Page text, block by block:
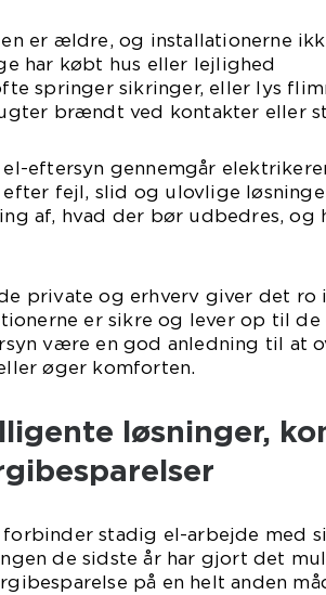
er ældre, og installationerne
har købt hus eller lejlighed
springer sikringer, eller lys
brændt ved kontakter eller
eftersyn gennemgår
fejl, slid og ulovlige
af, hvad der bør udbedres, og
private og erhverv giver det ro
er sikre og lever op til
være en god anledning til at
øger komforten.
løsninger,
forbinder stadig el-arbejde med
de sidste år har gjort det
på en helt anden